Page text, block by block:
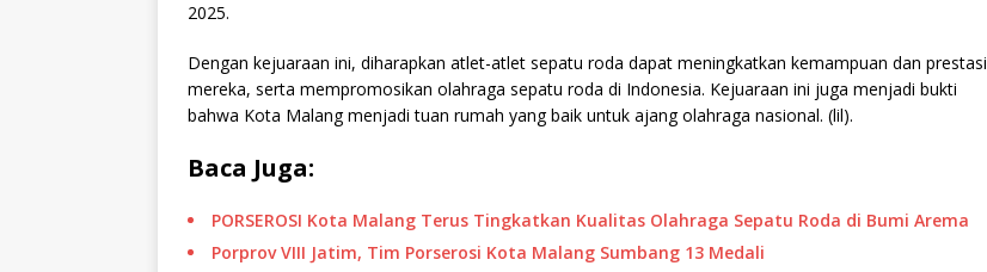
2025.
Dengan kejuaraan ini, diharapkan atlet-atlet sepatu roda dapat meningkatkan kemampuan dan prestasi
mereka, serta mempromosikan olahraga sepatu roda di Indonesia. Kejuaraan ini juga menjadi bukti
bahwa Kota Malang menjadi tuan rumah yang baik untuk ajang olahraga nasional. (lil).
Baca Juga:
PORSEROSI Kota Malang Terus Tingkatkan Kualitas Olahraga Sepatu Roda di Bumi Arema
Porprov VIII Jatim, Tim Porserosi Kota Malang Sumbang 13 Medali